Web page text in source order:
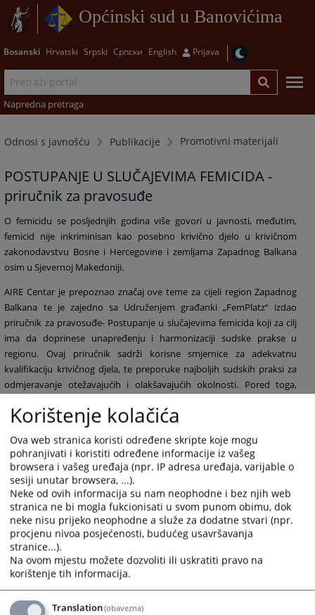
Općinski sud u Banovićima
Bosanski Hrvatski Srpski Српски English Prijava
Napredna pretraga
Odnosi s javnošću Publikacije Promotivni materijali
POSTUPANJE U SLUČAJEVIMA FEMICIDA -
priručnik za pravosuđe
O femicidu se posljednjih godina više govori u javnosti, međutim,
femicid nije inkriminisan kao posebno krivično djelo u krivičnom
zakonodavstvu Bosne i Hercegovine i zemljama Zapadnog Balkana
osim u Sjevernoj Makedoniji.
AIRE Centar je prepoznao značaj ove teme za cijeli region Zapadnog
Balkana te je zajedno sa Udruženjem građanki „FemPlatz“ izdao
priručnik za pravosuđe- Postupanje u slučajevima femicida koji za cilj
ima da doprinese unapređenju i harmonizaciji sudske prakse u
regionu. Ovaj priručnik sadrži korisne smjernice za adekvatnu
kvalifikaciju krivičnog djela, te preporuke najboljih sudskih praksi za
odmjeravanje otežavajućih i olakšavajućih okolnosti. Pored toga,
krivičnom procesu, posebno imajući u vidu njihova prava da budu
tretirane s dostojanstvom i poštovanjem, da ne budu izložene
predrasudama, da im se omogući pravo na zaštitu identiteta i
sigurnosti, te pravo da traže naknadu nematerijalne štete koja je
nastala izvršenjem zločina.
1134PREGLEDA
Prateći dokumenti
Korištenje kolačića
Ova web stranica koristi određene skripte koje mogu
pohranjivati i koristiti određene informacije iz vašeg
browsera i vašeg uređaja (npr. IP adresa uređaja, varijable o
sesiji unutar browsera, ...).
Neke od ovih informacija su nam neophodne i bez njih web
stranica ne bi mogla fukcionisati u svom punom obimu, dok
neke nisu prijeko neophodne a služe za dodatne stvari (npr.
procjenu nivoa posjećenosti, budućeg usavršavanja
stranice...).
Na ovom mjestu možete dozvoliti ili uskratiti pravo na
korištenje tih informacija.
Translation(obavezna)